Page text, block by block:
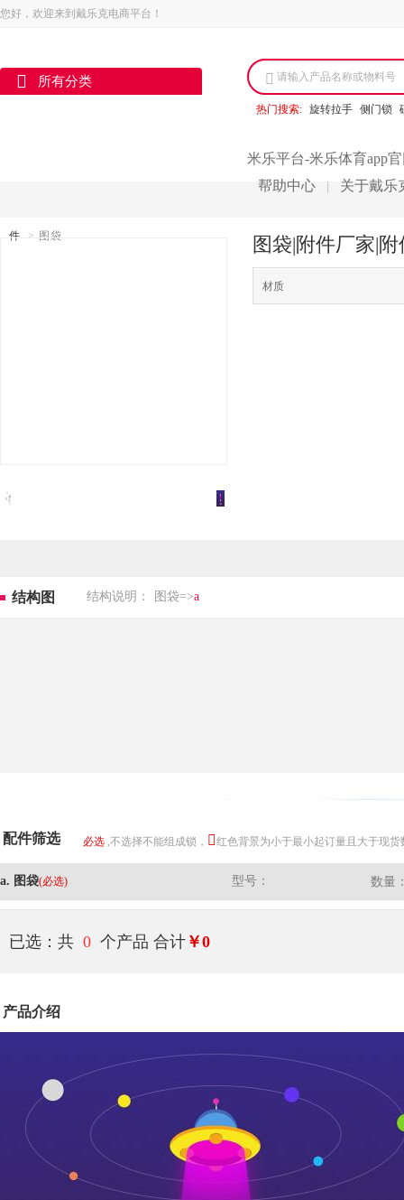
您好，欢迎来到戴乐克电商平台！
所有分类 请输入产品名称或物料号
热门搜索: 旋转拉手 侧门锁
米乐平台-米乐体育app
帮助中心
关于戴乐
件 > 图袋 图袋|附件厂家|
材质
结构图 结构说明： 图袋=>a
配件筛选 必选 ,不选择不能组成锁， 红色背景为小于最小起订量且大于现
a. 图袋(必选) 型号： 数量
已选：共 0 个产品 合计 ￥0
产品介绍